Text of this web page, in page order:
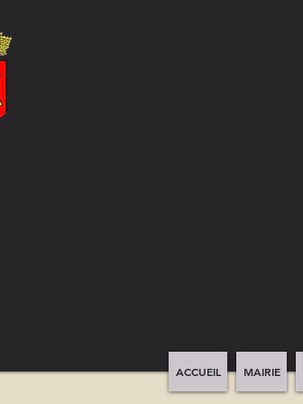
ACCUEIL MAIRIE